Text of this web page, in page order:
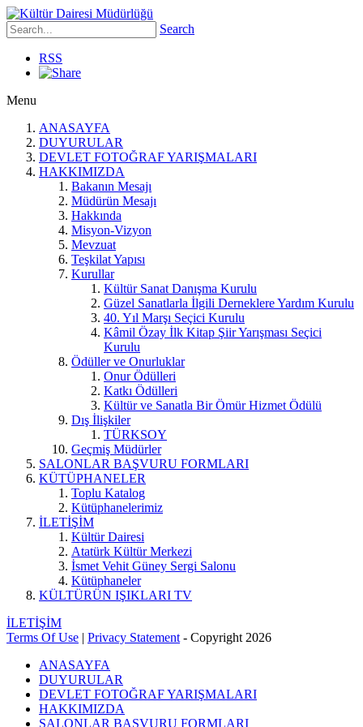
Search
RSS
Menu
ANASAYFA
DUYURULAR
DEVLET FOTOĞRAF YARIŞMALARI
HAKKIMIZDA
Bakanın Mesajı
Müdürün Mesajı
Hakkında
Misyon-Vizyon
Mevzuat
Teşkilat Yapısı
Kurullar
Kültür Sanat Danışma Kurulu
Güzel Sanatlarla İlgili Derneklere Yardım Kurulu
40. Yıl Marşı Seçici Kurulu
Kâmil Özay İlk Kitap Şiir Yarışması Seçici
Kurulu
Ödüller ve Onurluklar
Onur Ödülleri
Katkı Ödülleri
Kültür ve Sanatla Bir Ömür Hizmet Ödülü
Dış İlişkiler
TÜRKSOY
Geçmiş Müdürler
SALONLAR BAŞVURU FORMLARI
KÜTÜPHANELER
Toplu Katalog
Kütüphanelerimiz
İLETİŞİM
Kültür Dairesi
Atatürk Kültür Merkezi
İsmet Vehit Güney Sergi Salonu
Kütüphaneler
KÜLTÜRÜN IŞIKLARI TV
İLETİŞİM
Terms Of Use | Privacy Statement - Copyright 2026
ANASAYFA
DUYURULAR
DEVLET FOTOĞRAF YARIŞMALARI
HAKKIMIZDA
SALONLAR BAŞVURU FORMLARI